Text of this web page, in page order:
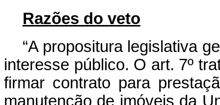
Razões do veto
“A propositura legislativa
interesse público. O art. 7º
firmar contrato para
manutenção de imóveis da